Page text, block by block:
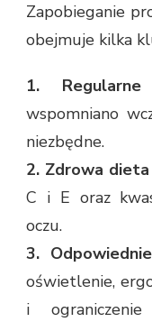
Zapobieganie
obejmuje kilka
1.
wspomniano
niezbędne.
2. Zdrowa dieta
C i E oraz
oczu.
3.
oświetlenie,
i